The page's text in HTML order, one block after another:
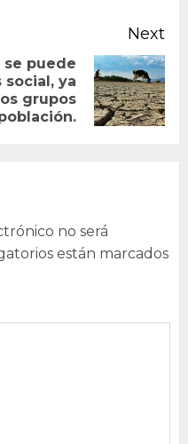
Next
puede
social, ya
grupos
no será
están marcados